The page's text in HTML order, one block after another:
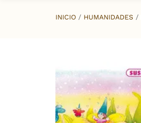
INICIO HUMANIDADES